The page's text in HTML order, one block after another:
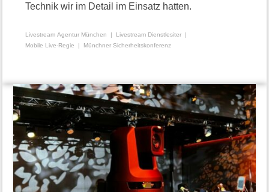
Technik wir im Detail im Einsatz hatten.
Livestream Agentur München
Livestream Dienstlesiter
Mobile Live-Regie
Münchner Sicherheitskonferenz